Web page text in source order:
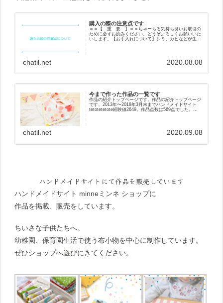
購入の際の注意点です
＝＝【 重 要 】＝＝ちゃーちる気持ち良いお取引の
ために必ずお読みください。どうぞよろしくお願いいた
いします。【お手入れについて】シミ、カビなどが生じ
chatil.net 2020.08.08
今まで作った作品の一覧です
作品の紹介トップページです。作品の紹介トップページ
です。2013年〜2018年3月末までハンドメイドサイト
tetotetetote経験値2649。作品点数は569点でした。
chatil.net 2020.09.08
ハンドメイドサイトにて作品を販売しています
ハンドメイドサイト minneミンネ ショップに
作品を掲載、販売をしています。
ちいさな子供たちへ。
幼稚園、保育園生活で使う布小物を中心に制作しています。
ぜひショップへ遊びにきてください。